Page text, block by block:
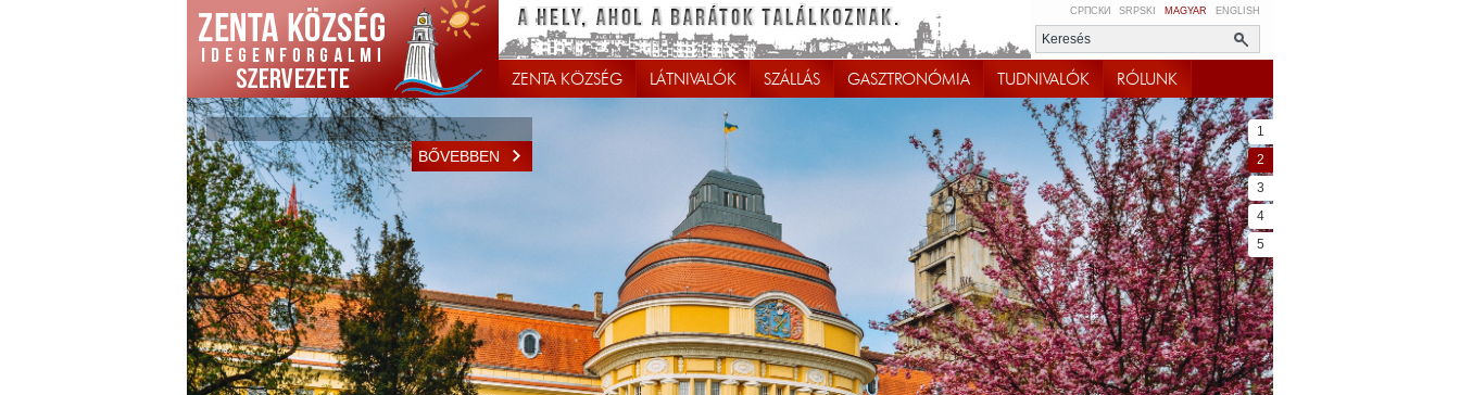
СРПСКИ SRPSKI MAGYAR ENGLISH
ZENTA KÖZSÉG LÁTNIVALÓK SZÁLLÁS GASZTRONÓMIA TUDNIVALÓK RÓLUNK
BŐVEBBEN
1
2
3
4
5